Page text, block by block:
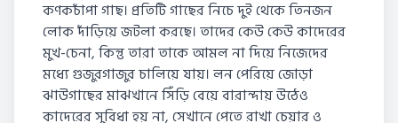
কণকচাঁপা গাছ। প্রতিটি গাছের নিচে দুই থেকে তিনজন
লোক দাঁড়িয়ে জটলা করছে। তাদের কেউ কেউ কাদেরের
মুখ-চেনা, কিন্তু তারা তাকে আমল না দিয়ে নিজেদের
মধ্যে গুজুরগাজুর চালিয়ে যায়। লন পেরিয়ে জোড়া
ঝাউগাছের মাঝখানে সিঁড়ি বেয়ে বারান্দায় উঠেও
কাদেরের সুবিধা হয় না, সেখানে পেতে রাখা চেয়ার ও